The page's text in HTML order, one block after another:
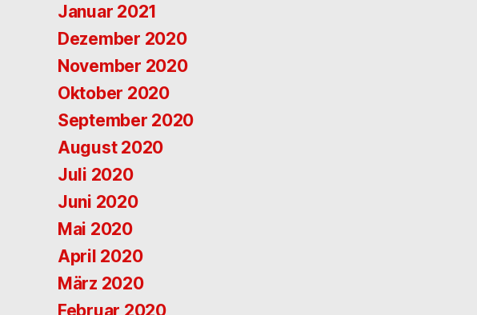
Januar 2021
Dezember 2020
November 2020
Oktober 2020
September 2020
August 2020
Juli 2020
Juni 2020
Mai 2020
April 2020
März 2020
Februar 2020